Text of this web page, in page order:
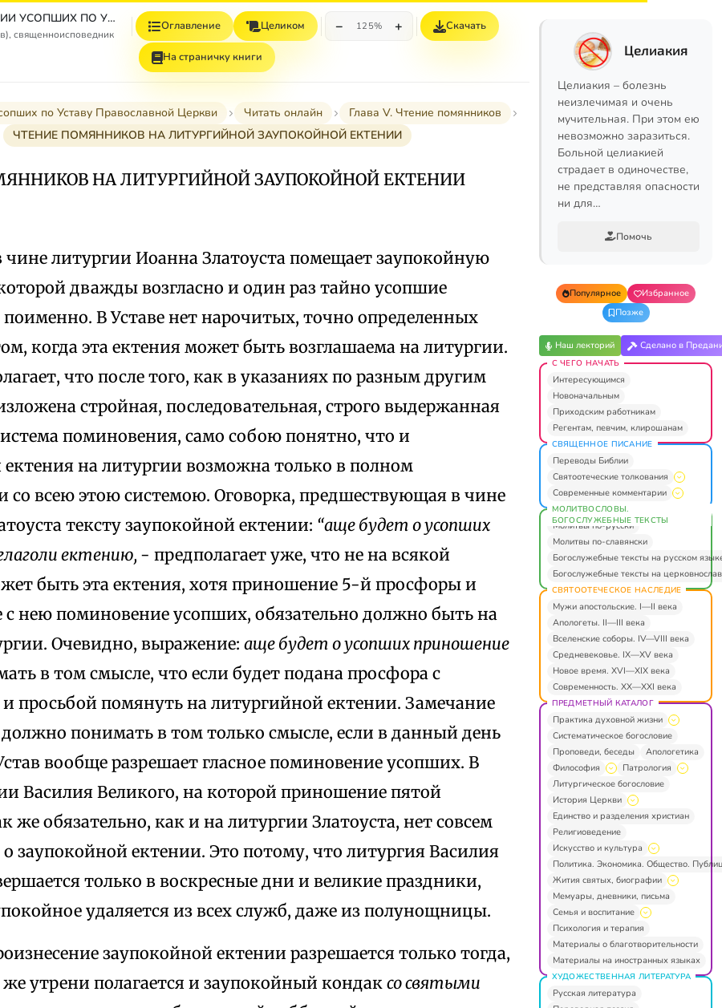
О ПОМИНОВЕНИИ УСОПШИХ ПО УСТАВУ ПРАВОСЛАВНОЙ ЦЕРКВИ
священноисповедник
Оглавление Целиком − 125% + Скачать
На страничку книги
по Уставу Православной Церкви Читать онлайн
Глава V. Чтение помянников
ЧТЕНИЕ ПОМЯННИКОВ НА ЛИТУРГИЙНОЙ ЗАУПОКОЙНОЙ ЕКТЕНИИ
НА ЛИТУРГИЙНОЙ ЗАУПОКОЙНОЙ ЕКТЕНИИ
литургии Иоанна Златоуста помещает заупокойную
дважды возгласно и один раз тайно усопшие
В Уставе нет нарочитых, точно определенных
когда эта ектения может быть возглашаема на литургии.
что после того, как в указаниях по разным другим
стройная, последовательная, строго выдержанная
поминовения, само собою понятно, что и
ектения на литургии возможна только в полном
со всею этою системою. Оговорка, предшествующая в чине
тексту заупокойной ектении: “аще будет о усопших
ектению, - предполагает уже, что не на всякой
быть эта ектения, хотя приношение 5-й просфоры и
с нею поминовение усопших, обязательно должно быть на
Очевидно, выражение: аще будет о усопших приношение
в том смысле, что если будет подана просфора с
просьбой помянуть на литургийной ектении. Замечание
понимать в том только смысле, если в данный день
вообще разрешает гласное поминовение усопших. В
Василия Великого, на которой приношение пятой
же обязательно, как и на литургии Златоуста, нет совсем
заупокойной ектении. Это потому, что литургия Василия
только в воскресные дни и великие праздники,
удаляется из всех служб, даже из полунощницы.
заупокойной ектении разрешается только тогда,
же утрени полагается и заупокойный кондак со святыми
Целиакия
Целиакия – болезнь
неизлечимая и очень
мучительная. При этом ею
невозможно заразиться.
Больной целиакией
страдает в одиночестве,
не представляя опасности
ни для…
Помочь
Популярное
Избранное
Позже
Наш лекторий Сделано в
С ЧЕГО НАЧАТЬ
Интересующимся
Новоначальным
Приходским работникам
Регентам, певчим, клирошанам
СВЯЩЕННОЕ ПИСАНИЕ
Переводы Библии
Святоотеческие толкования
Современные комментарии
МОЛИТВОСЛОВЫ.
БОГОСЛУЖЕБНЫЕ ТЕКСТЫ
Молитвы по-русски
Молитвы по-славянски
Богослужебные тексты на русском
Богослужебные тексты на
СВЯТООТЕЧЕСКОЕ НАСЛЕДИЕ
Мужи апостольские. I—II века
Апологеты. II—III века
Вселенские соборы. IV—VIII века
Средневековье. IX—XV века
Новое время. XVI—XIX века
Современность. XX—XXI века
ПРЕДМЕТНЫЙ КАТАЛОГ
Практика духовной жизни
Систематическое богословие
Проповеди, беседы
Апологетика
Философия
Патрология
Литургическое богословие
История Церкви
Единство и разделения христиан
Религиоведение
Искусство и культура
Политика. Экономика. Общество.
Жития святых, биографии
Мемуары, дневники, письма
Семья и воспитание
Психология и терапия
Материалы о благотворительности
Материалы на иностранных языках
ХУДОЖЕСТВЕННАЯ ЛИТЕРАТУРА
Русская литература